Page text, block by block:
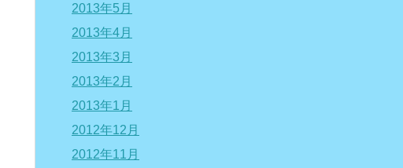
2013年5月
2013年4月
2013年3月
2013年2月
2013年1月
2012年12月
2012年11月